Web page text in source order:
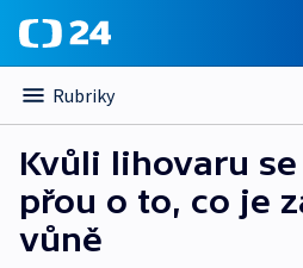
Rubriky
Kvůli lihovaru
přou o to, co je
vůně